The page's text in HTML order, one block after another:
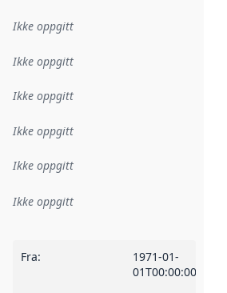
Ikke oppgitt
Ikke oppgitt
Ikke oppgitt
Ikke oppgitt
Ikke oppgitt
:
Ikke oppgitt
Fra:
1971-01-
01T00:00:00Z